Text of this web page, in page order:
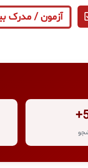
آزمون / مدرک